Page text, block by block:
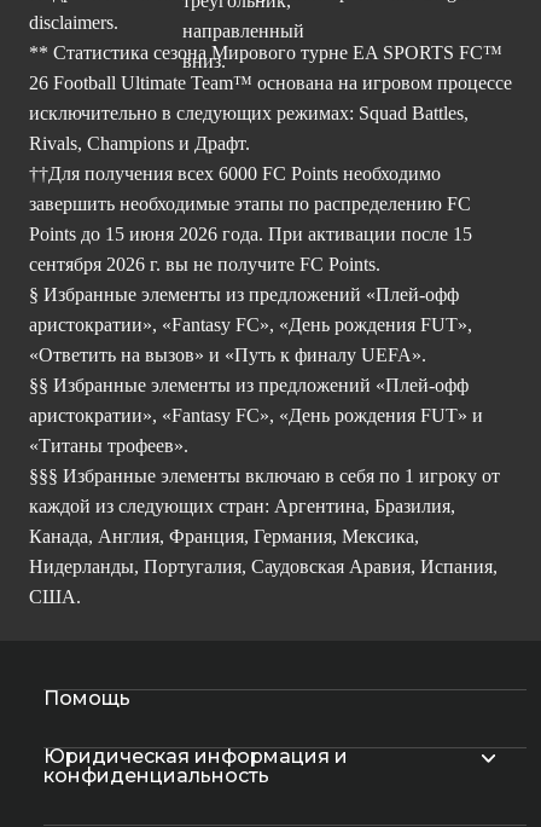
disclaimers.
** Статистика сезона Мирового турне EA SPORTS FC™
26 Football Ultimate Team™ основана на игровом процессе
исключительно в следующих режимах: Squad Battles,
Rivals, Champions и Драфт.
††Для получения всех 6000 FC Points необходимо
завершить необходимые этапы по распределению FC
Points до 15 июня 2026 года. При активации после 15
сентября 2026 г. вы не получите FC Points.
§ Избранные элементы из предложений «Плей-офф
аристократии», «Fantasy FC», «День рождения FUT»,
«Ответить на вызов» и «Путь к финалу UEFA».
§§ Избранные элементы из предложений «Плей-офф
аристократии», «Fantasy FC», «День рождения FUT» и
«Титаны трофеев».
§§§ Избранные элементы включаю в себя по 1 игроку от
каждой из следующих стран: Аргентина, Бразилия,
Канада, Англия, Франция, Германия, Мексика,
Нидерланды, Португалия, Саудовская Аравия, Испания,
США.
Помощь
Юридическая информация и
конфиденциальность